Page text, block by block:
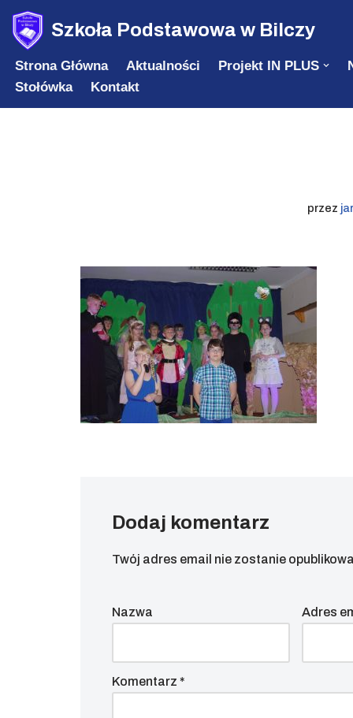
Przejdź
do
treści
Szkoła Podstawowa w Bilczy
Strona Główna Aktualności Projekt IN PLUS
Stołówka
Kontakt
przez
Dodaj komentarz
Twój adres email nie zostanie
Nazwa Adres
Komentarz *